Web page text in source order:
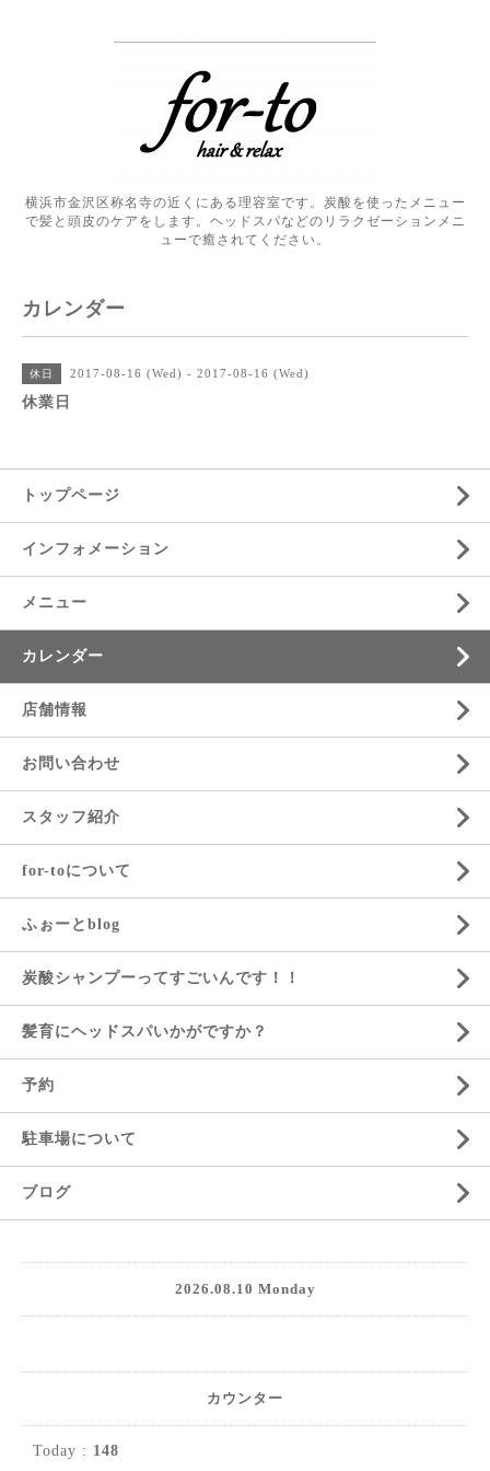
横浜市金沢区称名寺の近くにある理容室です。炭酸を使ったメニュー
で髪と頭皮のケアをします。ヘッドスパなどのリラクゼーションメニ
ューで癒されてください。
カレンダー
休日 2017-08-16 (Wed) - 2017-08-16 (Wed)
休業日
トップページ
インフォメーション
メニュー
カレンダー
店舗情報
お問い合わせ
スタッフ紹介
for-toについて
ふぉーとblog
炭酸シャンプーってすごいんです！！
髪育にヘッドスパいかがですか？
予約
駐車場について
ブログ
2026.08.10 Monday
カウンター
Today : 148